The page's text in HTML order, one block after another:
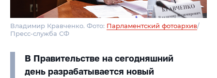
Владимир Кравченко. Фото: Парламентский фотоархив/
Пресс-служба СФ
В Правительстве на сегодняшний
день разрабатывается новый